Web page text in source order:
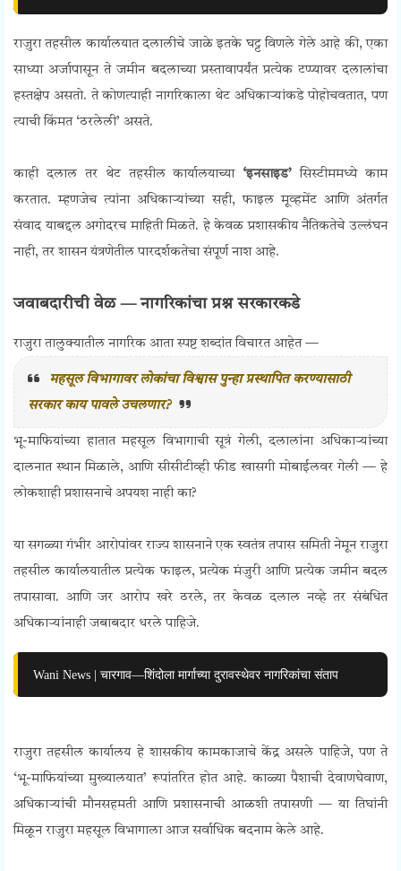
राजुरा तहसील कार्यालयात दलालीचे जाळे इतके घट्ट विणले गेले आहे की, एका
साध्या अर्जापासून ते जमीन बदलाच्या प्रस्तावापर्यंत प्रत्येक टप्प्यावर दलालांचा
हस्तक्षेप असतो. ते कोणत्याही नागरिकाला थेट अधिकाऱ्यांकडे पोहोचवतात, पण
त्याची किंमत ‘ठरलेली’ असते.
काही दलाल तर थेट तहसील कार्यालयाच्या ‘इनसाइड’ सिस्टीममध्ये काम
करतात. म्हणजेच त्यांना अधिकाऱ्यांच्या सही, फाइल मूव्हमेंट आणि अंतर्गत
संवाद याबद्दल अगोदरच माहिती मिळते. हे केवळ प्रशासकीय नैतिकतेचे उल्लंघन
नाही, तर शासन यंत्रणेतील पारदर्शकतेचा संपूर्ण नाश आहे.
जवाबदारीची वेळ — नागरिकांचा प्रश्न सरकारकडे
राजुरा तालुक्यातील नागरिक आता स्पष्ट शब्दांत विचारत आहेत —
महसूल विभागावर लोकांचा विश्वास पुन्हा प्रस्थापित करण्यासाठी
सरकार काय पावले उचलणार?
भू-माफियांच्या हातात महसूल विभागाची सूत्रं गेली, दलालांना अधिकाऱ्यांच्या
दालनात स्थान मिळाले, आणि सीसीटीव्ही फीड खासगी मोबाईलवर गेली — हे
लोकशाही प्रशासनाचे अपयश नाही का?
या सगळ्या गंभीर आरोपांवर राज्य शासनाने एक स्वतंत्र तपास समिती नेमून राजुरा
तहसील कार्यालयातील प्रत्येक फाइल, प्रत्येक मंजुरी आणि प्रत्येक जमीन बदल
तपासावा. आणि जर आरोप खरे ठरले, तर केवळ दलाल नव्हे तर संबंधित
अधिकाऱ्यांनाही जबाबदार धरले पाहिजे.
Wani News | चारगाव—शिंदोला मार्गाच्या दुरावस्थेवर नागरिकांचा संताप
राजुरा तहसील कार्यालय हे शासकीय कामकाजाचे केंद्र असले पाहिजे, पण ते
‘भू-माफियांच्या मुख्यालयात’ रूपांतरित होत आहे. काळ्या पैशाची देवाणघेवाण,
अधिकाऱ्यांची मौनसहमती आणि प्रशासनाची आळशी तपासणी — या तिघांनी
मिळून राजुरा महसूल विभागाला आज सर्वाधिक बदनाम केले आहे.